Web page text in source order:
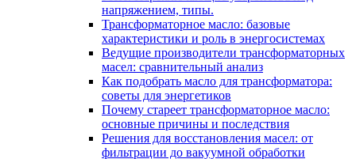
напряжением, типы.
Трансформаторное масло: базовые
характеристики и роль в энергосистемах
Ведущие производители трансформаторных
масел: сравнительный анализ
Как подобрать масло для трансформатора:
советы для энергетиков
Почему стареет трансформаторное масло:
основные причины и последствия
Решения для восстановления масел: от
фильтрации до вакуумной обработки